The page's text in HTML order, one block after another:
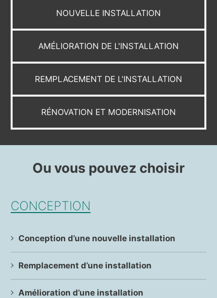
NOUVELLE INSTALLATION
AMÉLIORATION DE L'INSTALLATION
REMPLACEMENT DE L'INSTALLATION
RÉNOVATION ET MODERNISATION
Ou vous pouvez choisir
CONCEPTION
Conception d’une nouvelle installation
Remplacement d’une installation
Amélioration d’une installation